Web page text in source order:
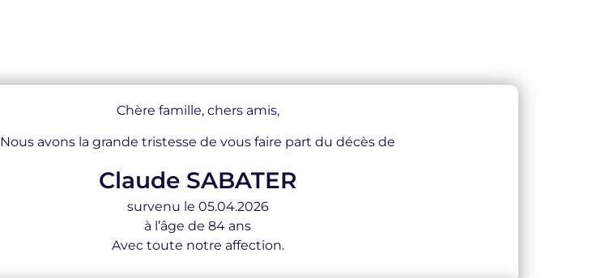
Chère famille, chers amis,
Nous avons la grande tristesse de vous faire part du décès de
Claude SABATER
survenu le 05.04.2026
à l’âge de 84 ans
Avec toute notre affection.